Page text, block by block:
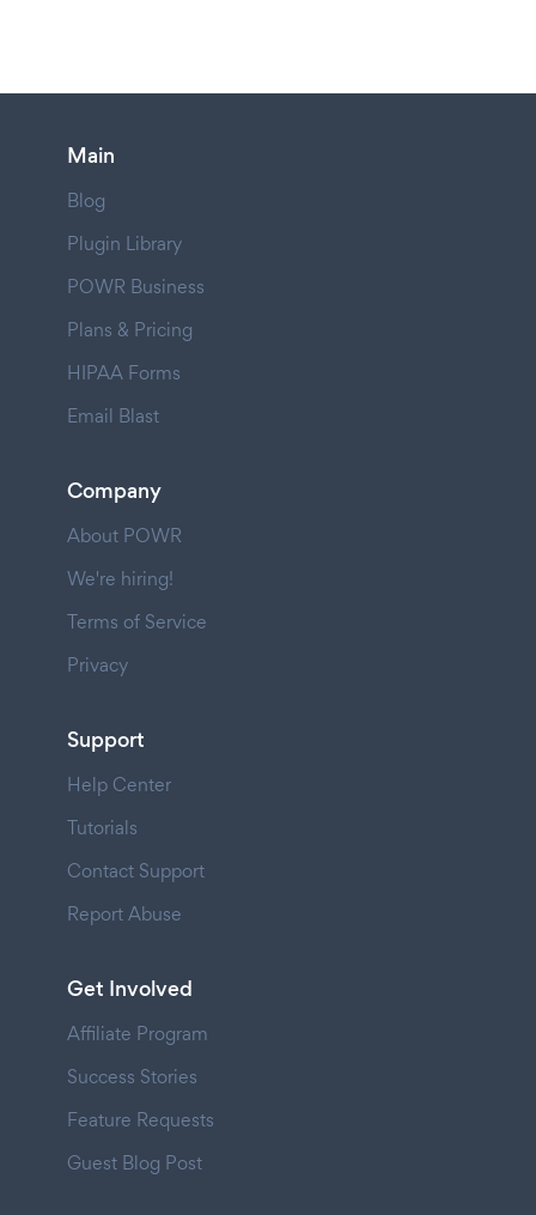
Main
Blog
Plugin Library
POWR Business
Plans & Pricing
HIPAA Forms
Email Blast
Company
About POWR
We're hiring!
Terms of Service
Privacy
Support
Help Center
Tutorials
Contact Support
Report Abuse
Get Involved
Affiliate Program
Success Stories
Feature Requests
Guest Blog Post